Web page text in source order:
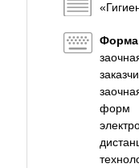
Форма
форм